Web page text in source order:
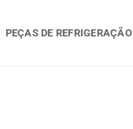
PEÇAS DE REFRIGERAÇÃO